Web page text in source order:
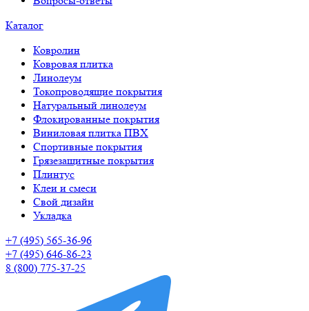
Каталог
Ковролин
Ковровая плитка
Линолеум
Токопроводящие покрытия
Натуральный линолеум
Флокированные покрытия
Виниловая плитка ПВХ
Спортивные покрытия
Грязезащитные покрытия
Плинтус
Клеи и смеси
Свой дизайн
Укладка
+7 (495) 565-36-96
+7 (495) 646-86-23
8 (800) 775-37-25